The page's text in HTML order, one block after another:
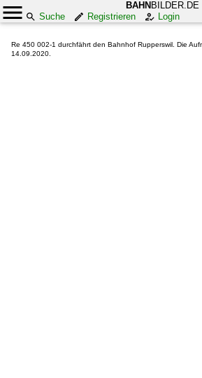
BAHN BILDER.DE
Suche
Registrieren Login
Re 450 002-1 durchfährt den Bahnhof Rupperswil. Die
14.09.2020.